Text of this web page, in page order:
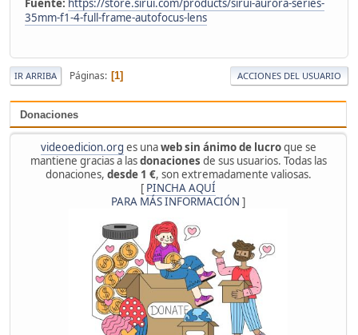
Donaciones
videoedicion.org es unaweb sin ánimo de lucroque se
mantiene gracias a lasdonaciones de sus usuarios. Todas las
donaciones, desde 1 €, son extremadamente valiosas.
[ PINCHA AQUÍ
PARA MÁS INFORMACIÓN ]
Fuente: https://store.sirui.com/products/sirui-aurora-series-
35mm-f1-4-full-frame-autofocus-lens
IR ARRIBA Páginas 1 ACCIONES DEL USUARIO